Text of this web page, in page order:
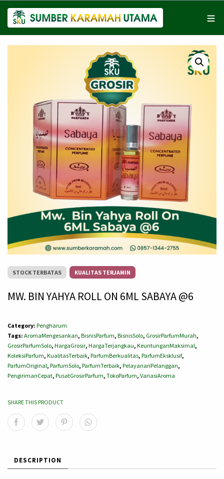
STOCK TERBATAS KUALITAS TERJAMIN
MW. BIN YAHYA ROLL ON 6ML SABAYA @6
Category: Pengharum
Tags: AromaMengesankan, BisnisParfum, BisnisSolo, GrosirParfumMurah,
GrosirParfumSolo, HargaGrosir, HargaTerjangkau, KeuntunganMaksimal,
KoleksiParfum, KualitasTerbaik, ParfumBerkualitas, ParfumEksklusif,
ParfumOriginal, ParfumSolo, ParfumTerbaik, PelayananPelanggan,
PengirimanCepat, PusatGrosirParfum, TokoParfum, VariasiAroma
SHARE THIS PRODUCT
DESCRIPTION